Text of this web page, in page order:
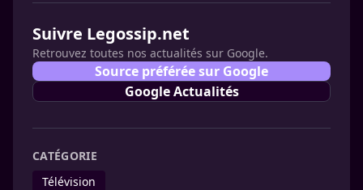
Suivre Legossip.net
Retrouvez toutes nos actualités sur Google.
Source préférée sur Google
Google Actualités
CATÉGORIE
Télévision